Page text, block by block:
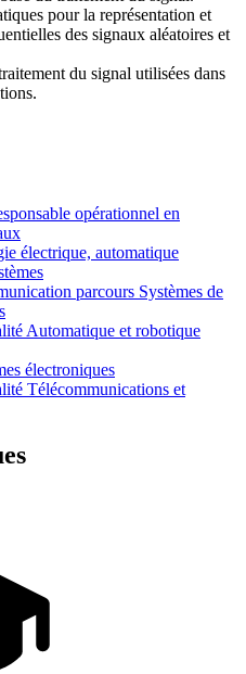
pour la représentation et
des signaux aléatoires et
du signal utilisées dans
opérationnel en
électrique, automatique
parcours Systèmes de
Automatique et robotique
électroniques
Télécommunications et